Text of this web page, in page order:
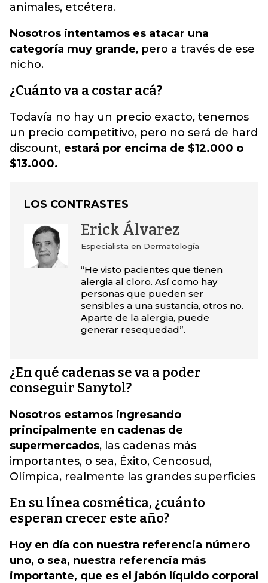
animales, etcétera.
Nosotros intentamos es atacar una
categoría muy grande, pero a través de ese
nicho.
¿Cuánto va a costar acá?
Todavía no hay un precio exacto, tenemos
un precio competitivo, pero no será de hard
discount, estará por encima de $12.000 o
$13.000.
LOS CONTRASTES
Erick Álvarez
Especialista en Dermatología
“He visto pacientes que tienen
alergia al cloro. Así como hay
personas que pueden ser
sensibles a una sustancia, otros no.
Aparte de la alergia, puede
generar resequedad”.
¿En qué cadenas se va a poder
conseguir Sanytol?
Nosotros estamos ingresando
principalmente en cadenas de
supermercados, las cadenas más
importantes, o sea, Éxito, Cencosud,
Olímpica, realmente las grandes superficies
En su línea cosmética, ¿cuánto
esperan crecer este año?
Hoy en día con nuestra referencia número
uno, o sea, nuestra referencia más
importante, que es el jabón líquido corporal